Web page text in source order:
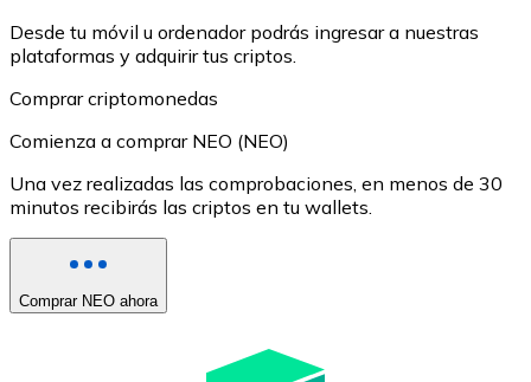
Desde tu móvil u ordenador podrás ingresar a nuestras
plataformas y adquirir tus criptos.
Comprar criptomonedas
Comienza a comprar NEO (NEO)
Una vez realizadas las comprobaciones, en menos de 30
minutos recibirás las criptos en tu wallets.
Comprar NEO ahora